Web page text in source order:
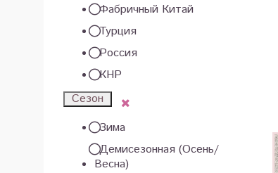
Фабричный Китай
Турция
Россия
КНР
Сезон
Зима
Демисезонная (Осень/
Весна)